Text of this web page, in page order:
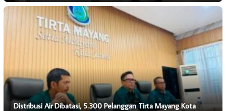
Distribusi Air Dibatasi, 5.300 Pelanggan Tirta Mayang Kota